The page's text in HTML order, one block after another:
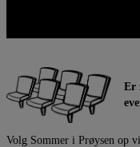
Er
Volg Sommer i Prøysen op